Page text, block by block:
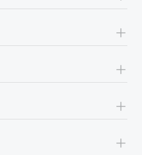
+
+
+
+